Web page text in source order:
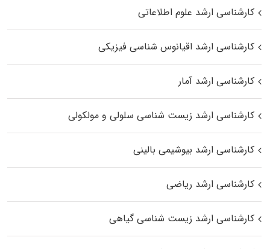
کارشناسی ارشد علوم اطلاعاتی
کارشناسی ارشد اقیانوس‌ شناسی فیزیکی
کارشناسی ارشد آمار
کارشناسی ارشد زیست شناسی سلولی و مولکولی
کارشناسی ارشد بیوشیمی بالینی
کارشناسی ارشد ریاضی
کارشناسی ارشد زیست‌ شناسی گیاهی